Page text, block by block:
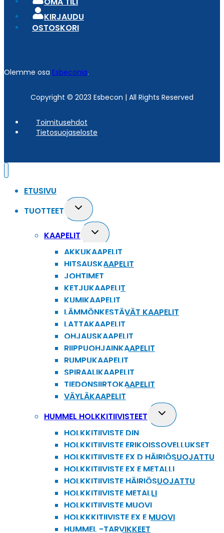
KIRJAUDU
OSTOSKORI
Olemme osa Esbeconia.
Copyright © 2023 Esbecon | All Rights Reserved
Toimitusehdot
Tietosuojaseloste
ETUSIVU
TUOTTEET
Toggle
child
menu
KAAPELIT
Toggle
child
menu
AKKUKAAPELIT
HITSAUSKAAPELIT
JOHTIMET
KETJUKAAPELIT
KUMIKAAPELIT
LÄMMÖNKESTÄVÄT KAAPELIT
LATTAKAAPELIT
OHJAUSKAAPELIT
RIIPPUOHJAINKAAPELIT
RUMPUKAAPELIT
SPIRAALIKAAPELIT
TIEDONSIIRTOKAAPELIT
VÄYLÄKAAPELIT
HUMMEL HOLKKITIIVISTEET
Toggle
child
HOLKKITIIVISTE DIN
HOLKKITIIVISTE ERIKOISSOVELLUKSET
HOLKKITIIVISTE EX D HÄIRIÖSUOJATTU
HOLKKITIIVISTE EX E METALLI
HOLKKITIIVISTE HÄIRIÖSUOJATTU
HOLKKITIIVISTE METALLI
HOLKKITIIVISTE MUOVI
HOLKKKITIIVISTE EX E MUOVI
HUMMEL -TARVIKKEET